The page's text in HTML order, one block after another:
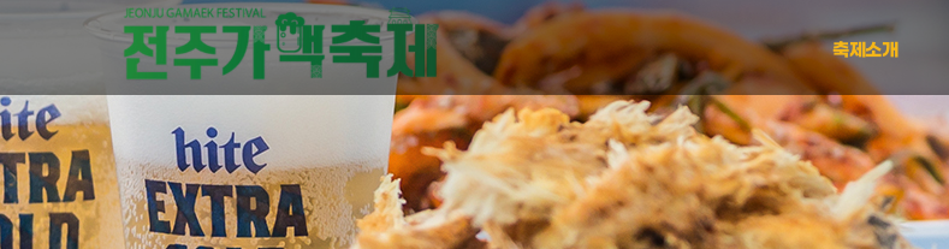
축제소개
축제소개
행사일정표
축제즐기기